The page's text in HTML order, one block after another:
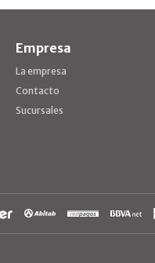
Empresa
La empresa
Contacto
Sucursales